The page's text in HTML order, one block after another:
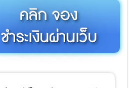
คลิก จอง
ชำระเงินผ่านเว็บ